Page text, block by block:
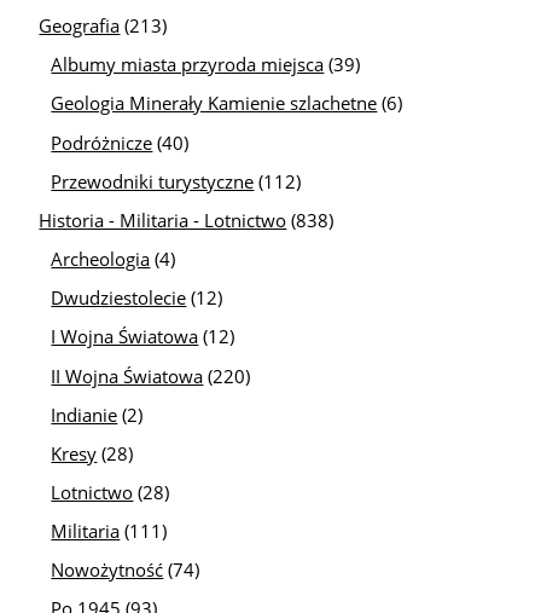
Geografia (213)
Albumy miasta przyroda miejsca (39)
Geologia Minerały Kamienie szlachetne (6)
Podróżnicze (40)
Przewodniki turystyczne (112)
Historia - Militaria - Lotnictwo (838)
Archeologia (4)
Dwudziestolecie (12)
I Wojna Światowa (12)
II Wojna Światowa (220)
Indianie (2)
Kresy (28)
Lotnictwo (28)
Militaria (111)
Nowożytność (74)